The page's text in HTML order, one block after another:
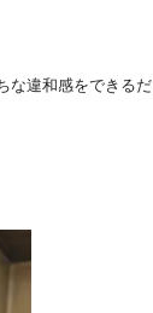
な違和感をできるだ